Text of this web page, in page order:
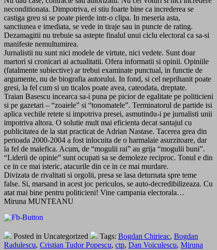
neconditionata. Dimpotriva, ei stiu foarte bine ca increderea se
castiga greu si se poate pierde intr-o clipa. In meseria asta,
sanctiunea e imediata, se vede in tiraje sau in puncte de rating.
Dezamagitii nu trebuie sa astepte finalul unui ciclu electoral ca sa-si
manifeste nemultumirea.
Jurnalistii nu sunt nici modele de virtute, nici vedete. Sunt doar
martori si cronicari ai actualitatii. Ofera informatii si opinii. Opiniile
(fatalmente subiective) ar trebui examinate punctual, in functie de
argumente, nu de biografia autorului. In fond, si cel neprihanit poate
gresi, la fel cum si un ticalos poate avea, cateodata, dreptate.
Traian Basescu incearca sa-i puna pe picior de egalitate pe politicieni
si pe gazetari – “zoaiele” si “tonomatele”. Terminatorul de partide isi
aplica vechile retete si impotriva presei, asmutindu-i pe jurnalisti unii
impotriva altora. O solutie mult mai eficienta decat santajul cu
publicitatea de la stat practicat de Adrian Nastase. Tacerea grea din
perioada 2000-2004 a fost inlocuita de o harmalaie asurzitoare, dar
la fel de malefica. Acum, de “mogulii rai” au grija “mogulii buni”.
“Liderii de opinie” sunt ocupati sa se demoleze reciproc. Tonul e din
ce in ce mai isteric, atacurile din ce in ce mai murdare.
Divizata de rivalitati si orgolii, presa se lasa deturnata spre teme
false. Si, marsand in acest joc periculos, se auto-decredibilizeaza. Cu
atat mai bine pentru politicieni! Vine campania electorala…
Miruna MUNTEANU
Posted in Uncategorized Tags: Bogdan Chirieac, Bogdan
Radulescu, Cristian Tudor Popescu, ctp, Dan Voiculescu, Miruna